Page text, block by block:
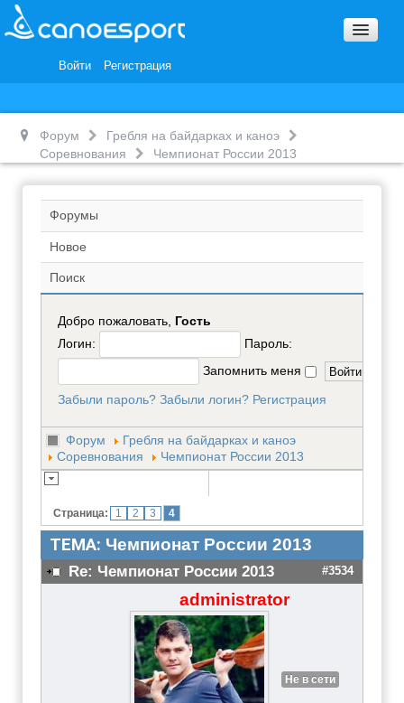
Войти Регистрация
Награды и Благодарности
Форум
Гребля на байдарках и каноэ
Соревнования
Чемпионат России 2013
Форумы
Новое
Поиск
Добро пожаловать, Гость
Логин:
Пароль:
Запомнить меня
Забыли пароль? Забыли логин? Регистрация
Форум
Гребля на байдарках и каноэ
Соревнования
Чемпионат России 2013
Страница: 1 2 3 4
ТЕМА: Чемпионат России 2013
Re: Чемпионат России 2013 #3534
administrator
Не в сети